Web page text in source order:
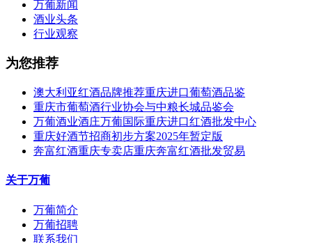
万葡新闻
酒业头条
行业观察
为您推荐
澳大利亚红酒品牌推荐重庆进口葡萄酒品鉴
重庆市葡萄酒行业协会与中粮长城品鉴会
万葡酒业酒庄万葡国际重庆进口红酒批发中心
重庆好酒节招商初步方案2025年暂定版
奔富红酒重庆专卖店重庆奔富红酒批发贸易
关于万葡
万葡简介
万葡招聘
联系我们